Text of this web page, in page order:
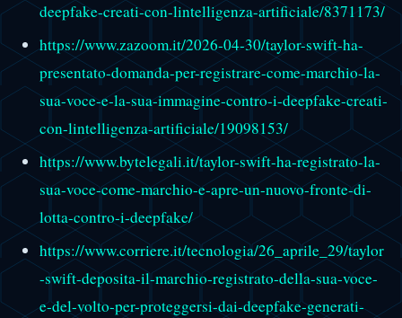
deepfake-creati-con-lintelligenza-artificiale/8371173/
https://www.zazoom.it/2026-04-30/taylor-swift-ha-
presentato-domanda-per-registrare-come-marchio-la-
sua-voce-e-la-sua-immagine-contro-i-deepfake-creati-
con-lintelligenza-artificiale/19098153/
https://www.bytelegali.it/taylor-swift-ha-registrato-la-
sua-voce-come-marchio-e-apre-un-nuovo-fronte-di-
lotta-contro-i-deepfake/
https://www.corriere.it/tecnologia/26_aprile_29/taylor
-swift-deposita-il-marchio-registrato-della-sua-voce-
e-del-volto-per-proteggersi-dai-deepfake-generati-